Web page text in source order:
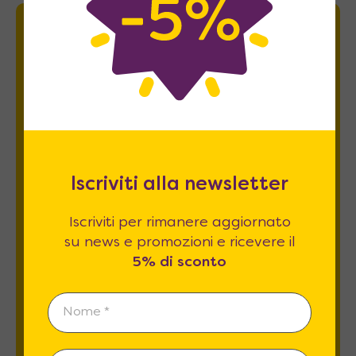
Newsletter
Iscriviti per rimanere aggiornato su news
privacy *
REGISTRATI
Iscriviti alla newsletter
Iscriviti per rimanere aggiornato
su news e promozioni e ricevere il
5% di sconto